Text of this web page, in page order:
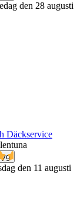
den 28 augusti
Däckservice
den 11 augusti